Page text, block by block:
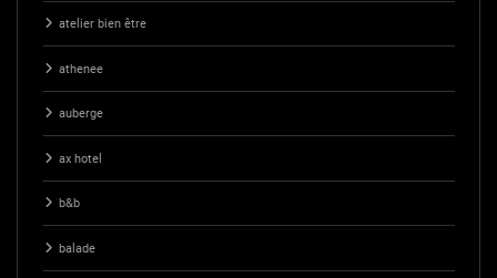
atelier bien être
athenee
auberge
ax hotel
b&b
balade